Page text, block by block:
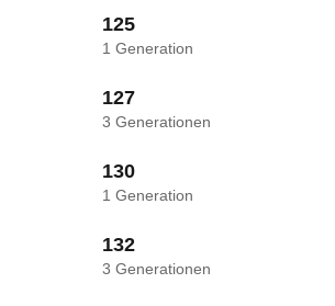
125
1 Generation
127
3 Generationen
130
1 Generation
132
3 Generationen